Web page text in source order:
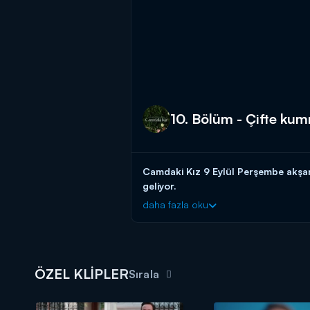
10. Bölüm - Çifte
Camdaki Kız 9 Eylül Perşembe
geliyor.
Çifte kumrular, Koroğlu Ailesi’nin
daha fazla oku
ÖZEL KLİPLERSırala